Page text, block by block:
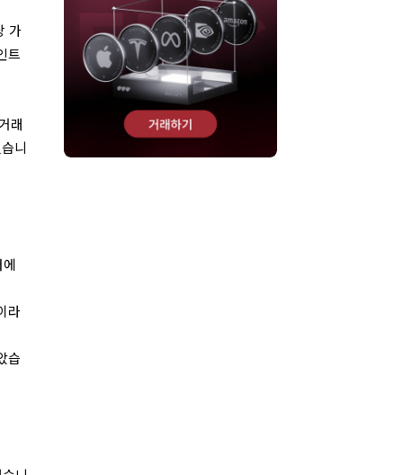
가
트
래
니
라
습